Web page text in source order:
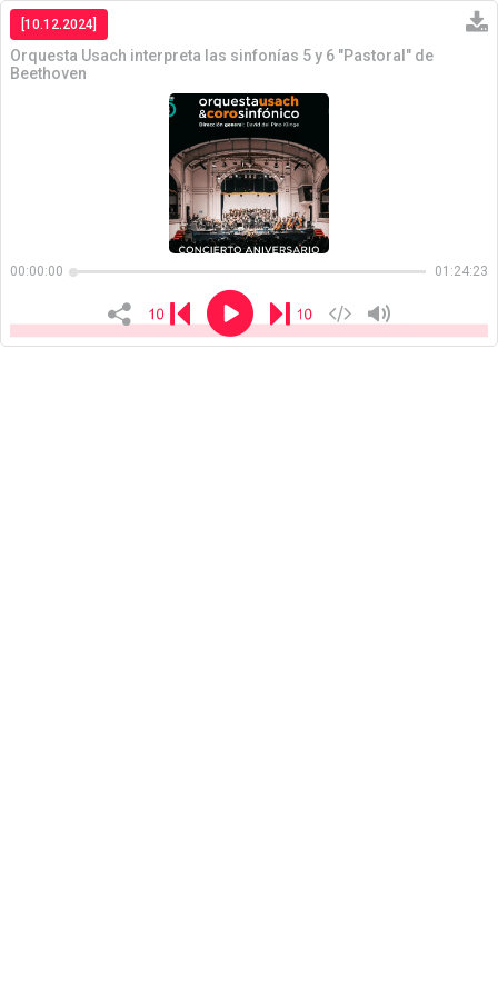
[10.12.2024]
Orquesta Usach interpreta las sinfonías 5 y 6 "Pastoral" de
Beethoven
00:00:00 01:24:23